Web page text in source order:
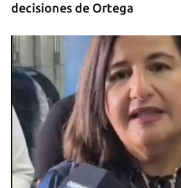
decisiones de Ortega